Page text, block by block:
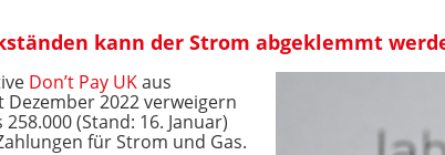
kann der Strom abgeklemmt
Don’t Pay UKaus
2022 verweigern
(Stand: 16. Januar)
für Strom und Gas.